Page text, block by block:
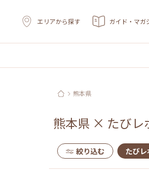
エリアから探す ガイド・マガ
熊本県
熊本県 × たびレ
絞り込む たびレ